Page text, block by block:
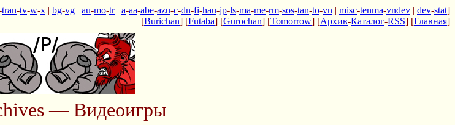
tran-tv-w-x | bg-vg | au-mo-tr| a-aa-abe-azu-c-dn-fi-hau-jp-ls-ma-me-rm-sos-tan-to-vn | misc-tenma-vndev | dev-stat]
[Burichan] [Futaba] [Gurochan] [Tomorrow] [Архив-Каталог-RSS] [Главная]
— Видеоигры